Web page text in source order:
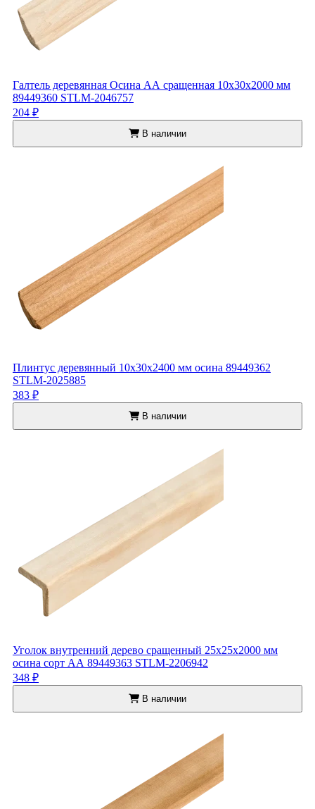
Галтель деревянная Осина АА сращенная 10x30x2000 мм
89449360 STLM-2046757
204 ₽
В наличии
Плинтус деревянный 10x30x2400 мм осина 89449362
STLM-2025885
383 ₽
В наличии
Уголок внутренний дерево сращенный 25x25x2000 мм
осина сорт АА 89449363 STLM-2206942
348 ₽
В наличии